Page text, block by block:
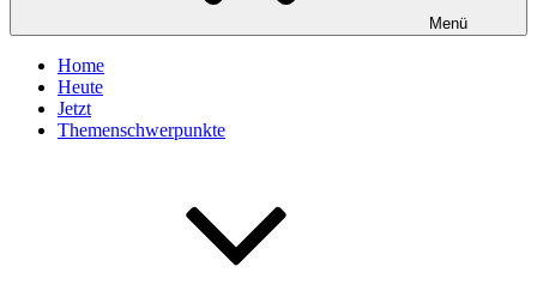
Menü
Home
Heute
Jetzt
Themenschwerpunkte